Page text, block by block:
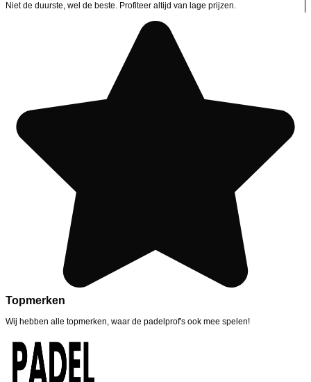
Niet de duurste, wel de beste. Profiteer altijd van lage prijzen.
Topmerken
Wij hebben alle topmerken, waar de padelprof's ook mee spelen!